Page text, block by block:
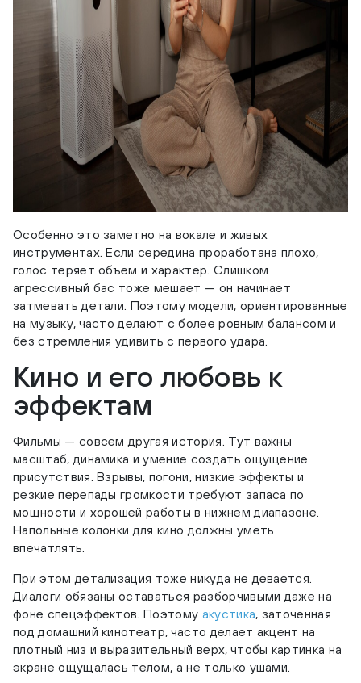
Особенно это заметно на вокале и живых
инструментах. Если середина проработана плохо,
голос теряет объем и характер. Слишком
агрессивный бас тоже мешает — он начинает
затмевать детали. Поэтому модели, ориентированные
на музыку, часто делают с более ровным балансом и
без стремления удивить с первого удара.
Кино и его любовь к
эффектам
Фильмы — совсем другая история. Тут важны
масштаб, динамика и умение создать ощущение
присутствия. Взрывы, погони, низкие эффекты и
резкие перепады громкости требуют запаса по
мощности и хорошей работы в нижнем диапазоне.
Напольные колонки для кино должны уметь
впечатлять.
При этом детализация тоже никуда не девается.
Диалоги обязаны оставаться разборчивыми даже на
фоне спецэффектов. Поэтому акустика, заточенная
под домашний кинотеатр, часто делает акцент на
плотный низ и выразительный верх, чтобы картинка на
экране ощущалась телом, а не только ушами.